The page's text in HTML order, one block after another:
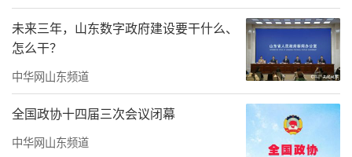
还有让颜色成为观点的载体。如《屏山
村》系列作品，其张力在于用“鲜透了”的玫
红，完成了一场视觉反讽——“胭脂劫”。它并
非渲染古村的诗意，而是刺痛观者：这艳丽
的“胭脂”，实则是农耕文化凋零后，被强行
未来三年，山东数字政府建设要干什么、
怎么干？
中华网山东频道
全国政协十四届三次会议闭幕
中华网山东频道